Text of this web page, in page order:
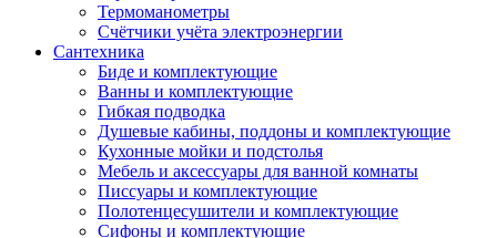
Термоманометры
Счётчики учёта электроэнергии
Сантехника
Биде и комплектующие
Ванны и комплектующие
Гибкая подводка
Душевые кабины, поддоны и комплектующие
Кухонные мойки и подстолья
Мебель и аксессуары для ванной комнаты
Писсуары и комплектующие
Полотенцесушители и комплектующие
Сифоны и комплектующие